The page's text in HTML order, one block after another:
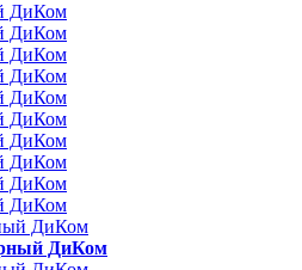
ДиКом
ДиКом
ДиКом
ДиКом
ДиКом
ДиКом
ДиКом
ДиКом
ДиКом
ДиКом
ДиКом
ДиКом